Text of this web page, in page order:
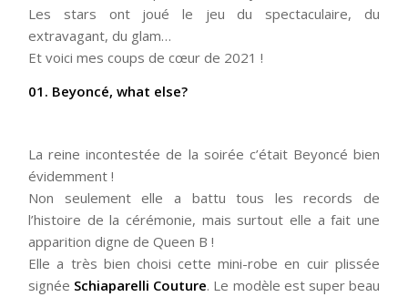
Les stars ont joué le jeu du spectaculaire, du
extravagant, du glam…
Et voici mes coups de cœur de 2021 !
01. Beyoncé, what else?
La reine incontestée de la soirée c’était Beyoncé bien
évidemment !
Non seulement elle a battu tous les records de
l’histoire de la cérémonie, mais surtout elle a fait une
apparition digne de Queen B !
Elle a très bien choisi cette mini-robe en cuir plissée
signée Schiaparelli Couture. Le modèle est super beau